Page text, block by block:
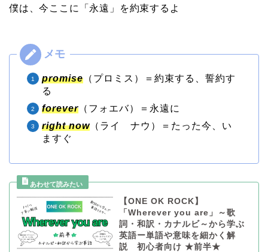
僕は、今ここに「永遠」を約束するよ
promise （プロミス）＝約束する、誓約す
る
forever （フォエバ）＝永遠に
right now（ライ ナウ）＝たった今、い
ますぐ
【ONE OK ROCK】
「Wherever you are」～歌
詞・和訳・カナルビ～から学ぶ
英語ー単語や意味を細かく解
説 初心者向け ★前半★